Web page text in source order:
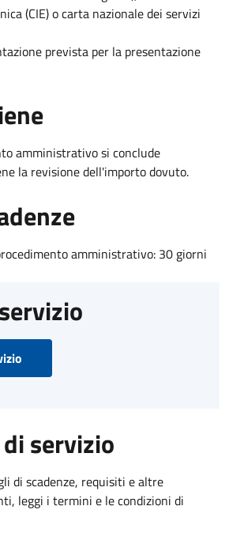
(CIE) o carta nazionale dei servizi
prevista per la presentazione
amministrativo si conclude
la revisione dell'importo dovuto.
amministrativo: 30 giorni
servizio
di scadenze, requisiti e altre
leggi i termini e le condizioni di